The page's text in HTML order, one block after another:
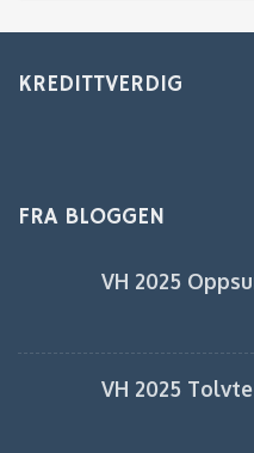
KREDITTVERDIG
FRA BLOGGEN
VH 2025
VH 2025